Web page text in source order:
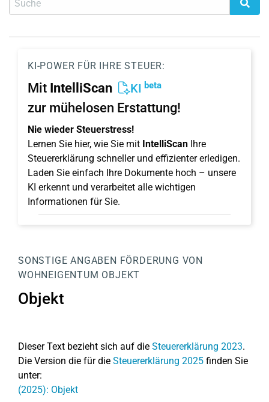
KI-POWER FÜR IHRE STEUER:
Mit IntelliScan KI beta
zur mühelosen Erstattung!
Nie wieder Steuerstress!
Lernen Sie hier, wie Sie mit IntelliScan Ihre
Steuererklärung schneller und effizienter erledigen.
Laden Sie einfach Ihre Dokumente hoch – unsere
KI erkennt und verarbeitet alle wichtigen
Informationen für Sie.
SONSTIGE ANGABEN FÖRDERUNG VON
WOHNEIGENTUM OBJEKT
Objekt
Dieser Text bezieht sich auf die Steuererklärung 2023.
Die Version die für die Steuererklärung 2025 finden Sie
unter:
(2025): Objekt